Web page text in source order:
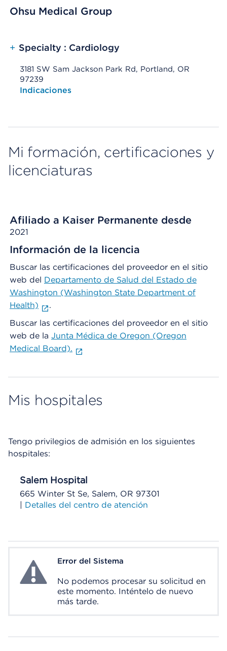
Ohsu Medical Group
+ Specialty : Cardiology
3181 SW Sam Jackson Park Rd, Portland, OR
97239
Opens native map application on mobile devices
Indicaciones
Mi formación, certificaciones y
licenciaturas
Afiliado a Kaiser Permanente desde
2021
Información de la licencia
Buscar las certificaciones del proveedor en el sitio
web del Departamento de Salud del Estado de
Washington (Washington State Department of
Health)
.
Buscar las certificaciones del proveedor en el sitio
web de la Junta Médica de Oregon (Oregon
Medical Board).
Mis hospitales
Tengo privilegios de admisión en los siguientes
hospitales:
Salem Hospital
665 Winter St Se, Salem, OR 97301
| Detalles del centro de atención
System ErrorError del Sistema
No podemos procesar su solicitud en
este momento. Inténtelo de nuevo
más tarde.